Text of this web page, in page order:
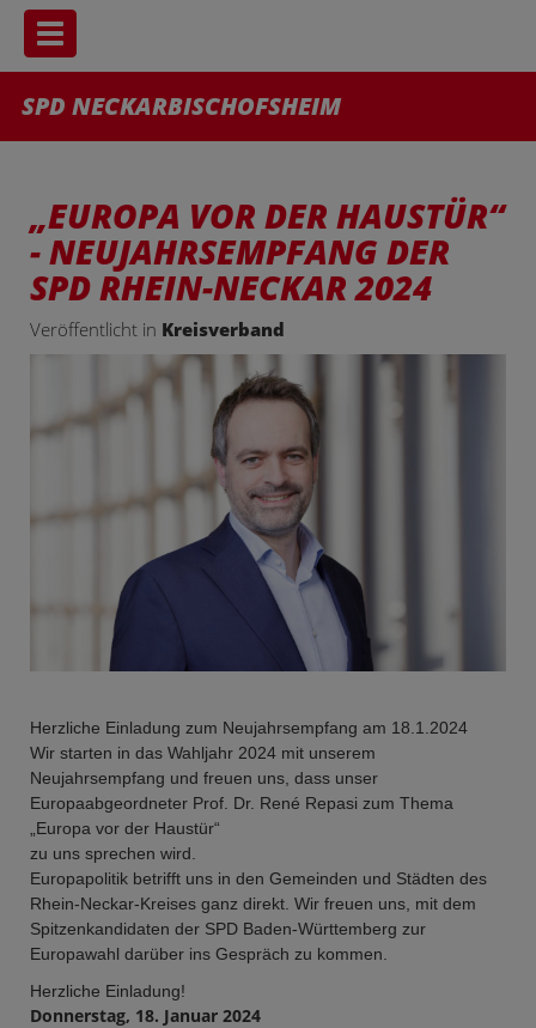
Toggle navigation
SPD NECKARBISCHOFSHEIM
„EUROPA VOR DER HAUSTÜR“
- NEUJAHRSEMPFANG DER
SPD RHEIN-NECKAR 2024
Veröffentlicht in Kreisverband
Herzliche Einladung zum Neujahrsempfang am 18.1.2024
Wir starten in das Wahljahr 2024 mit unserem
Neujahrsempfang und freuen uns, dass unser
Europaabgeordneter Prof. Dr. René Repasi zum Thema
„Europa vor der Haustür“
zu uns sprechen wird.
Europapolitik betrifft uns in den Gemeinden und Städten des
Rhein-Neckar-Kreises ganz direkt. Wir freuen uns, mit dem
Spitzenkandidaten der SPD Baden-Württemberg zur
Europawahl darüber ins Gespräch zu kommen.
Herzliche Einladung!
Donnerstag, 18. Januar 2024